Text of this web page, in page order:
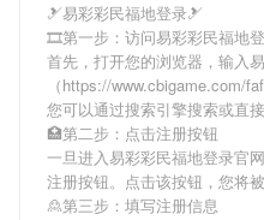
🎿易彩彩民福地登录🎿
🎞第一步：访问易彩彩民福地
首先，打开您的浏览器，输入
（https://www.cbigame.com/
您可以通过搜索引擎搜索或直
🏥第二步：点击注册按钮
一旦进入易彩彩民福地登录官
注册按钮。点击该按钮，您将
🙎第三步：填写注册信息